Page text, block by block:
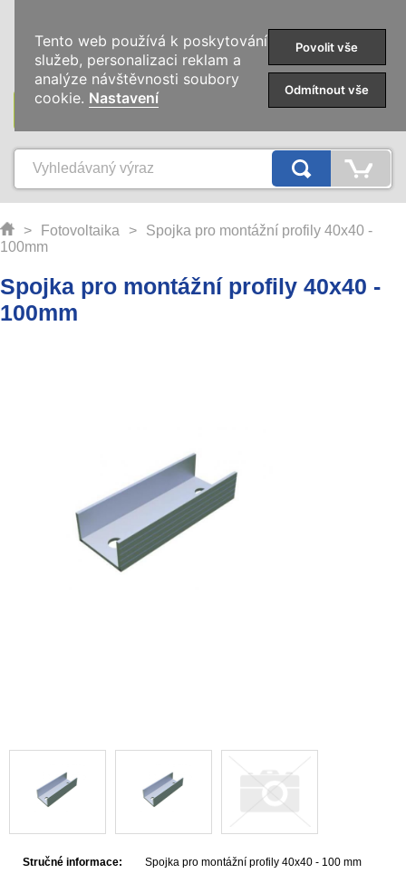
KATEGORIE
> Fotovoltaika >
Spojka pro montážní profily 40x40 -
100mm
Spojka pro montážní profily 40x40 -
100mm
Stručné informace: Spojka pro montážní profily 40x40 - 100 mm
Tento web používá k poskytování
služeb, personalizaci reklam a
analýze návštěvnosti soubory
cookie. Nastavení
Povolit vše
Odmítnout vše